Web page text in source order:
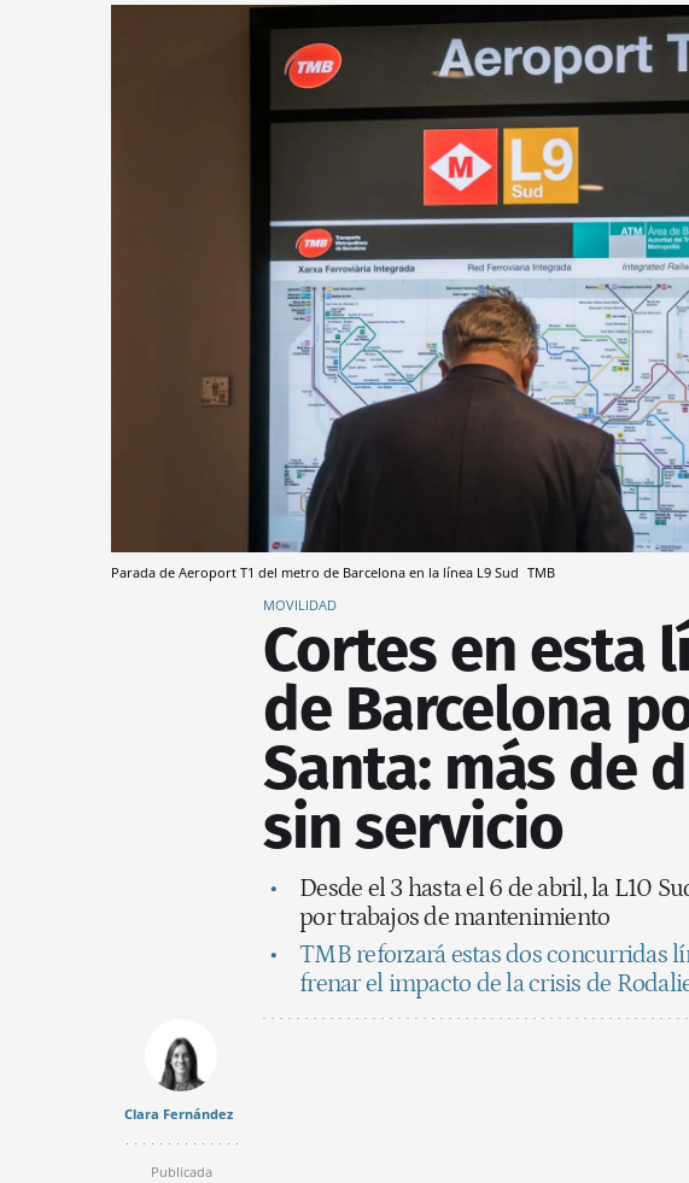
Parada de Aeroport T1 del metro de Barcelona en la línea L9 Sud TMB
MOVILIDAD
Cortes en esta
de Barcelona
Santa: más de
sin servicio
Desde el 3 hasta el 6 de abril, la L10
por trabajos de mantenimiento
TMB reforzará estas dos concurridas
frenar el impacto de la crisis de
Clara Fernández
Publicada